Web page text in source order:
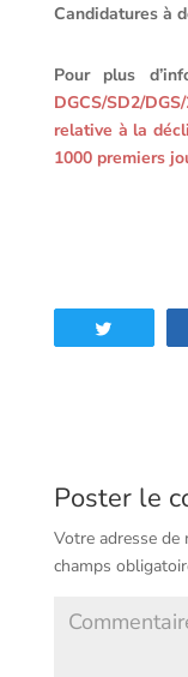
Candidatures à
Pour plus
DGCS/SD2/
relative à la
1000 premiers
Poster le
Votre adresse de
champs